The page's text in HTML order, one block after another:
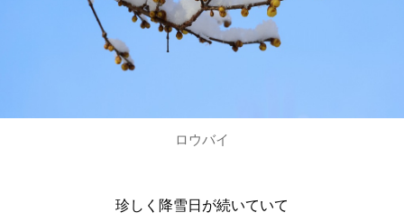
ロウバイ
珍しく降雪日が続いていて